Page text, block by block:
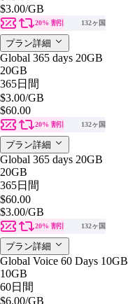
$3.00/GB
20% 割引 132ヶ国
プラン詳細
Global 365 days 20GB
20GB
365日間
$3.00/GB
$60.00
20% 割引 132ヶ国
プラン詳細
Global 365 days 20GB
20GB
365日間
$60.00
$3.00/GB
20% 割引 132ヶ国
プラン詳細
Global Voice 60 Days 10GB
10GB
60日間
$6.00/GB